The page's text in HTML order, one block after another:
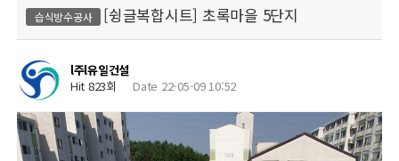
습식방수공사 [슁글복합시트] 초록마을 5단지
l주l유일건설
Hit 823회
Date 22-05-09 10:52